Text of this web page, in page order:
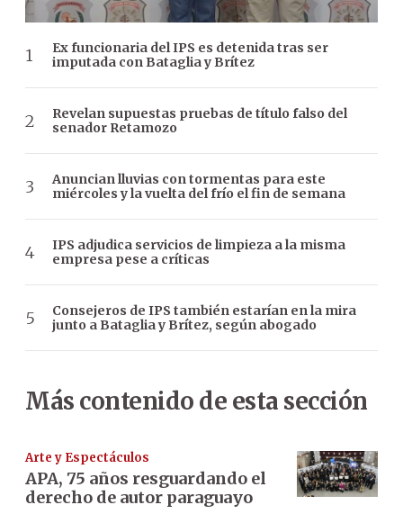
Ex funcionaria del IPS es detenida tras ser
imputada con Bataglia y Brítez
Revelan supuestas pruebas de título falso del
senador Retamozo
Anuncian lluvias con tormentas para este
miércoles y la vuelta del frío el fin de semana
IPS adjudica servicios de limpieza a la misma
empresa pese a críticas
Consejeros de IPS también estarían en la mira
junto a Bataglia y Brítez, según abogado
Más contenido de esta sección
Arte y Espectáculos
APA, 75 años resguardando el
derecho de autor paraguayo